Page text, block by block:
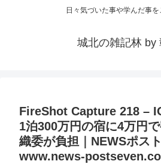
日々気づいた事や学んだ事
城北の雑記林 by
FireShot Capture 218 –
1泊300万円の宿に4万円
織委が負担｜NEWSポス
www.news-